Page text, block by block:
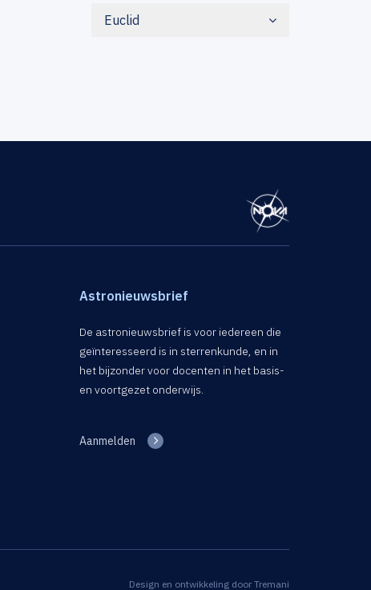
Euclid
Astronieuwsbrief
De astronieuwsbrief is voor iedereen die
geïnteresseerd is in sterrenkunde, en in
het bijzonder voor docenten in het basis-
en voortgezet onderwijs.
Aanmelden
Design en ontwikkeling door Tremani